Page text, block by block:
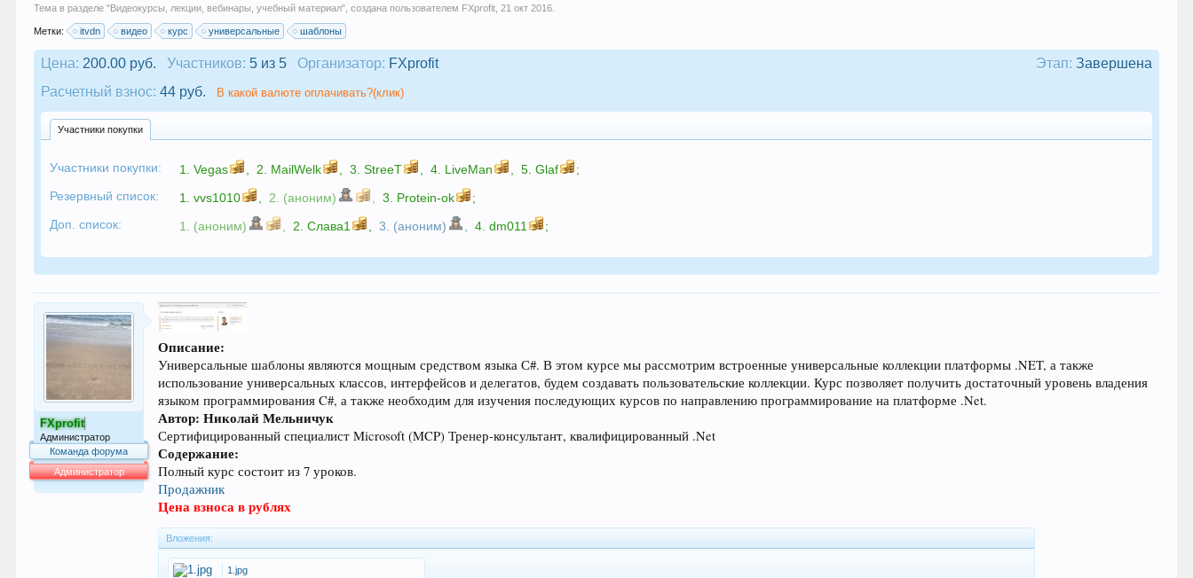
Тема в разделе "Видеокурсы, лекции, вебинары, учебный материал", создана пользователем FXprofit ,21 окт 2016
Метки: itvdn видео курс универсальные шаблоны
Этап: Завершена
Цена: 200.00 руб. Участников: 5 из 5 Организатор: FXprofit
Расчетный взнос: 44 руб. В какой валюте оплачивать?(клик)
Участники покупки
Участники покупки: 1.Vegas 2. MailWelk 3.StreeT 4. LiveMan 5.Glaf
;
Резервный список:
1.vvs1010 2. (аноним) 3. Protein-ok
;
Доп. список:
1. (аноним) 2.Слава1 3. (аноним) 4.dm011 ;
FXprofit
Администратор
Команда форума
Администратор
Описание:
Универсальные шаблоны являются мощным средством языка С#. В этом курсе мы рассмотрим встроенные универсальные коллекции платформы .NET, а также
использование универсальных классов, интерфейсов и делегатов, будем создавать пользовательские коллекции. Курс позволяет получить достаточный уровень владения
языком программирования C#, а также необходим для изучения последующих курсов по направлению программирование на платформе .Net.
Автор: Николай Мельничук
Сертифицированный специалист Microsoft (MCP) Тренер-консультант, квалифицированный .Net
Содержание:
Полный курс состоит из 7 уроков.
Продажник
Цена взноса в рублях
Вложения:
1.jpg